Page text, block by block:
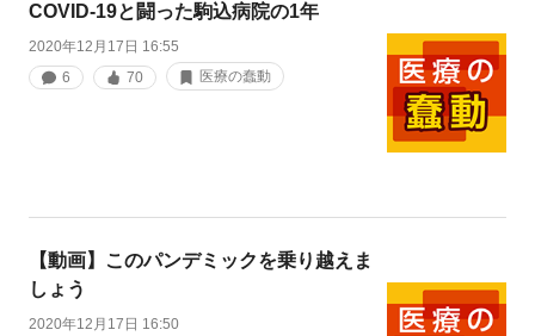
COVID-19と闘った駒込病院の1年
2020年12月17日 16:55
6
70 医療の蠢動
【動画】このパンデミックを乗り越えま
しょう
2020年12月17日 16:50